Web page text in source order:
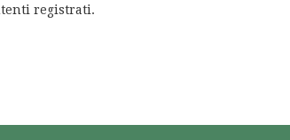
registrati.